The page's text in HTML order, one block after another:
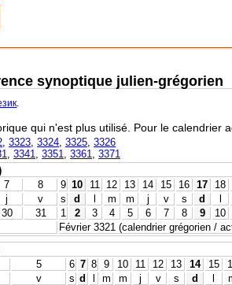
synoptique julien-grégorien
qui n'est plus utilisé. Pour le calendrier
3323 3324 3325 3326
3341 3351 3361
3371
7 8 9 10 11 12 13 14 15 16 17 18
j v s d l m m j v s d l
30 31 1 2 3 4 5 6 7 8 9 10
Février 3321 (calendrier grégorien /
5 6 7 8 9 10 11 12 13 14 15
v s d m m j v s d